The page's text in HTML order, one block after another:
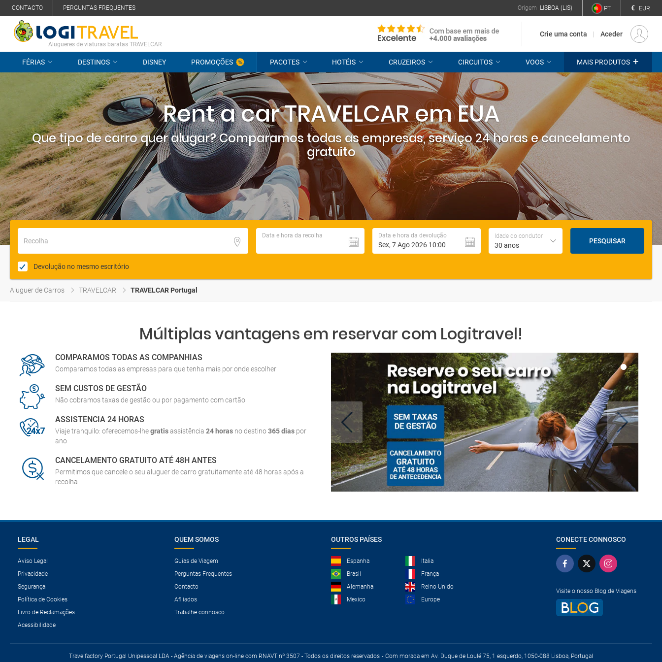
CONTACTO PERGUNTAS FREQUENTES Origem LISBOA (LIS) PT € EUR
Alugueres de viaturas baratas TRAVELCAR
Crie uma conta Aceder
FÉRIAS DESTINOS DISNEY PROMOÇÕES PACOTES HOTÉIS CRUZEIROS CIRCUITOS VOOS MAIS PRODUTOS +
Rent a car TRAVELCAR em EUA
Que tipo de carro quer alugar? Comparamos todas as empresas, serviço 24 horas e cancelamento
gratuito
Recolha
Data e hora da recolha Data e hora da devolução Idade do condutor
30 anos
PESQUISAR
Devolução no mesmo escritório
Aluguer de Carros TRAVELCAR TRAVELCAR Portugal
Múltiplas vantagens em reservar com Logitravel!
COMPARAMOS TODAS AS COMPANHIAS
Comparamos todas as empresas para que tenha mais por onde escolher
SEM CUSTOS DE GESTÃO
Não cobramos taxas de gestão ou por pagamento com cartão
ASSISTÊNCIA 24 HORAS
Viaje tranquilo: oferecemos-lhegratisassistência 24 horas no destino365 dias por
ano
CANCELAMENTO GRATUITO ATÉ 48H ANTES
Permitimos que cancele o seu aluguer de carro gratuitamente até 48 horas após a
recolha
LEGAL
Aviso Legal
Privacidade
Segurança
Política de Cookies
Livro de Reclamações
Acessibilidade
QUEM SOMOS
Guias de Viagem
Perguntas Frequentes
Contacto
Afiliados
Trabalhe connosco
OUTROS PAÍSES
Espanha
Italia
Brasil
França
Alemanha
Reino Unido
Mexico
Europe
CONECTE CONNOSCO
Visite o nosso Blog de Viagens
Travelfactory Portugal Unipessoal LDA - Agência de viagens on-line com RNAVT nº 3507 - Todos os direitos reservados Com morada em Av. Duque de Loulé 75, 1 esquerdo, 1050-088 Lisboa, Portugal